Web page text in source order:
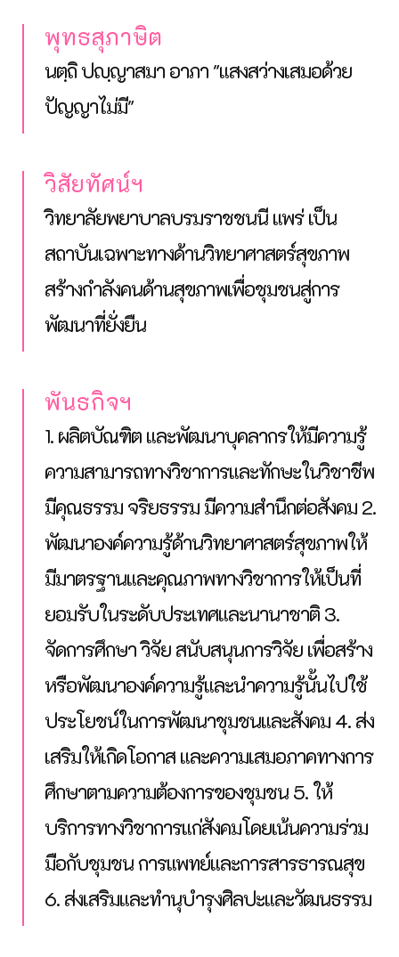
พุทธสุภาษิต
นตฺถิ ปญฺญาสมา อาภา "แสงสว่างเสมอด้วย
ปัญญาไม่มี"
วิสัยทัศน์ฯ
วิทยาลัยพยาบาลบรมราชชนนี แพร่ เป็น
สถาบันเฉพาะทางด้านวิทยาศาสตร์สุขภาพ
สร้างกำลังคนด้านสุขภาพเพื่อชุมชนสู่การ
พัฒนาที่ยั่งยืน
พันธกิจฯ
1. ผลิตบัณฑิต และพัฒนาบุคลากรให้มีความรู้
ความสามารถทางวิชาการและทักษะในวิชาชีพ
มีคุณธรรม จริยธรรม มีความสำนึกต่อสังคม 2.
พัฒนาองค์ความรู้ด้านวิทยาศาสตร์สุขภาพให้
มีมาตรฐานและคุณภาพทางวิชาการให้เป็นที่
ยอมรับในระดับประเทศและนานาชาติ 3.
จัดการศึกษา วิจัย สนับสนุนการวิจัย เพื่อสร้าง
หรือพัฒนาองค์ความรู้และนำความรู้นั้นไปใช้
ประโยชน์ในการพัฒนาชุมชนและสังคม 4. ส่ง
เสริมให้เกิดโอกาส และความเสมอภาคทางการ
ศึกษาตามความต้องการของชุมชน 5. ให้
บริการทางวิชาการแก่สังคมโดยเน้นความร่วม
มือกับชุมชน การแพทย์และการสารธารณสุข
6. ส่งเสริมและทำนุบำรุงศิลปะและวัฒนธรรม